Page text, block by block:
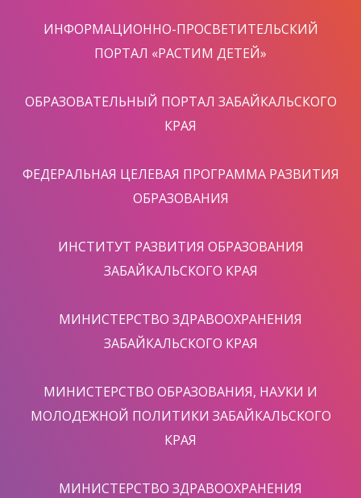
ИНФОРМАЦИОННО-ПРОСВЕТИТЕЛЬСКИЙ
ПОРТАЛ «РАСТИМ ДЕТЕЙ»
ОБРАЗОВАТЕЛЬНЫЙ ПОРТАЛ ЗАБАЙКАЛЬСКОГО
КРАЯ
ФЕДЕРАЛЬНАЯ ЦЕЛЕВАЯ ПРОГРАММА РАЗВИТИЯ
ОБРАЗОВАНИЯ
ИНСТИТУТ РАЗВИТИЯ ОБРАЗОВАНИЯ
ЗАБАЙКАЛЬСКОГО КРАЯ
МИНИСТЕРСТВО ЗДРАВООХРАНЕНИЯ
ЗАБАЙКАЛЬСКОГО КРАЯ
МИНИСТЕРСТВО ОБРАЗОВАНИЯ, НАУКИ И
МОЛОДЕЖНОЙ ПОЛИТИКИ ЗАБАЙКАЛЬСКОГО
КРАЯ
МИНИСТЕРСТВО ЗДРАВООХРАНЕНИЯ